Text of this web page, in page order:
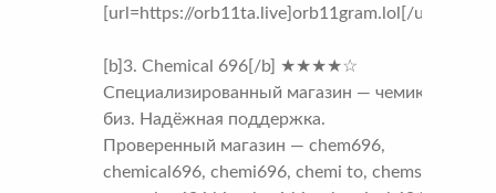
[url=https://orb11ta.live]orb11gram.lol[/url]
[b]3. Chemical 696[/b] ★★★★☆
Специализированный магазин — чемикал 696
биз. Надёжная поддержка.
Проверенный магазин — chem696,
chemical696, chemi696, chemi to, chemshop2